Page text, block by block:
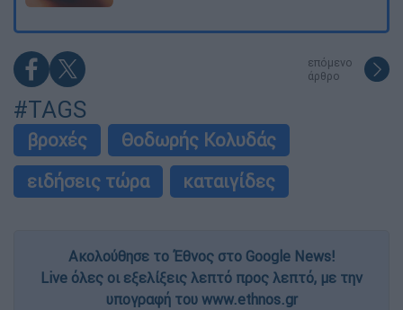
επόμενο
άρθρο
#TAGS
βροχές
Θοδωρής Κολυδάς
ειδήσεις τώρα
καταιγίδες
Ακολούθησε το Έθνος στο Google News!
Live όλες οι εξελίξεις λεπτό προς λεπτό, με την
υπογραφή του www.ethnos.gr